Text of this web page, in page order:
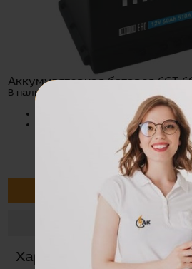
Аккумуляторная батарея 6СТ-
В наличии:
Аэрофлотская 5, г. Сургут
Островского 37, г. Сургут
Цена:7800
В корзину
Заказать в один
Характеристики